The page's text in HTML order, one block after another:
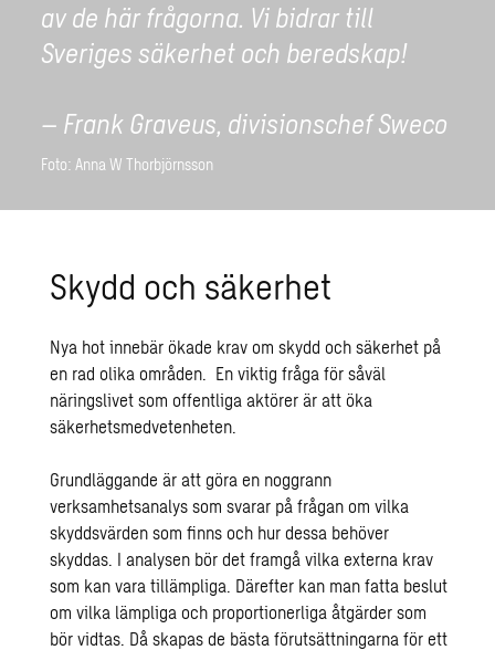
av de här frågorna. Vi bidrar till
Sveriges säkerhet och beredskap!
– Frank Graveus, divisionschef Sweco
Foto: Anna W Thorbjörnsson
Skydd och säkerhet
Nya hot innebär ökade krav om skydd och säkerhet på
en rad olika områden. En viktig fråga för såväl
näringslivet som offentliga aktörer är att öka
säkerhetsmedvetenheten.
Grundläggande är att göra en noggrann
verksamhetsanalys som svarar på frågan om vilka
skyddsvärden som finns och hur dessa behöver
skyddas. I analysen bör det framgå vilka externa krav
som kan vara tillämpliga. Därefter kan man fatta beslut
om vilka lämpliga och proportionerliga åtgärder som
bör vidtas. Då skapas de bästa förutsättningarna för ett